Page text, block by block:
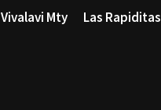
Vivalavi Mty Las Rapiditas